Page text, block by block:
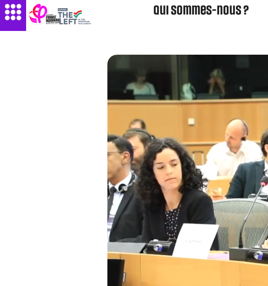
Qui sommes-nous ?